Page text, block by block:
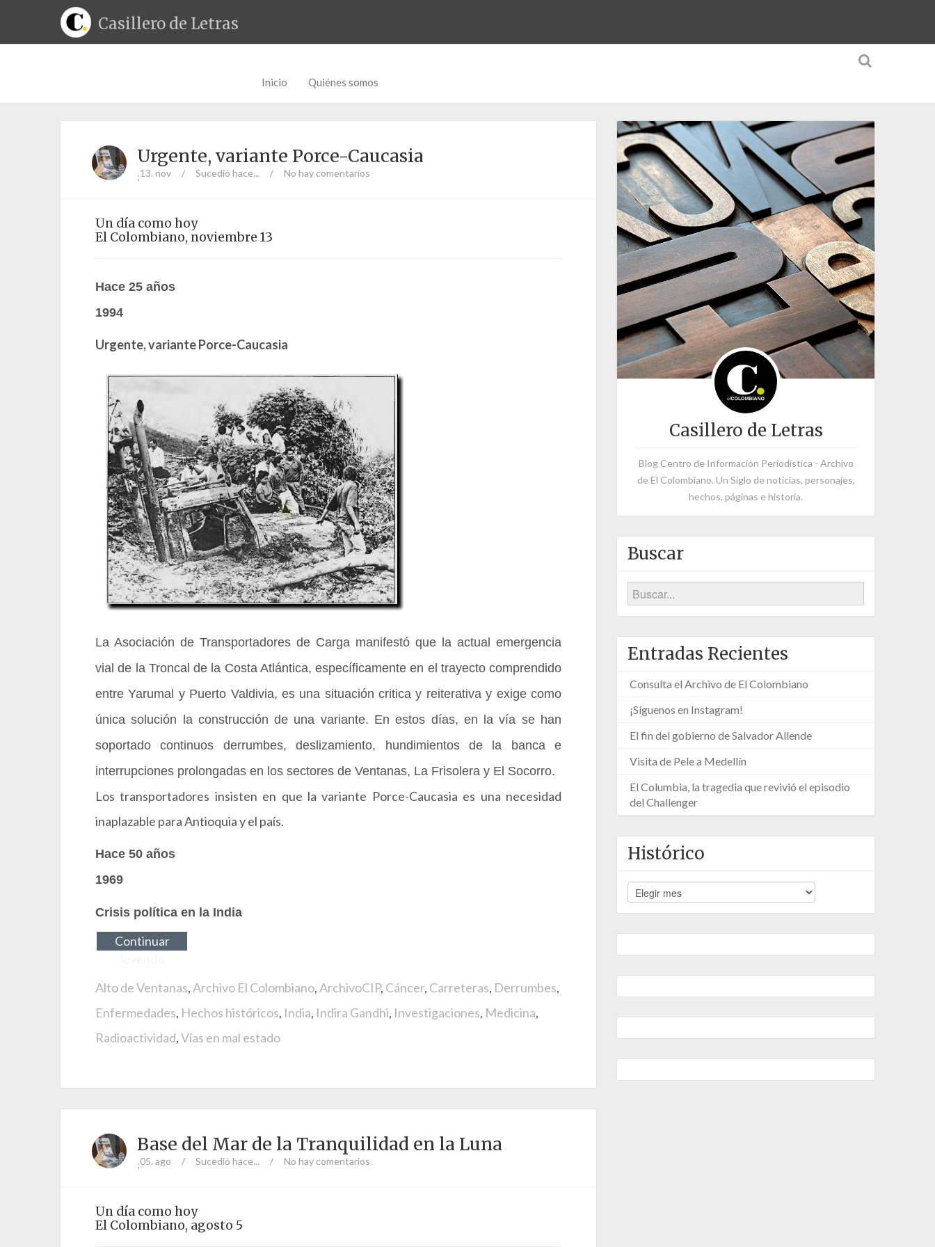
Casillero de Letras
Inicio Quiénes somos
Urgente, variante Porce-Caucasia
;13. nov / Sucedió hace... / No hay comentarios
Un día como hoy
El Colombiano, noviembre 13
Hace 25 años
1994
Urgente, variante Porce-Caucasia
La Asociación de Transportadores de Carga manifestó que la actual emergencia
vial de la Troncal de la Costa Atlántica, específicamente en el trayecto comprendido
entre Yarumal y Puerto Valdivia, es una situación critica y reiterativa y exige como
única solución la construcción de una variante. En estos días, en la vía se han
soportado continuos derrumbes, deslizamiento, hundimientos de la banca e
interrupciones prolongadas en los sectores de Ventanas, La Frisolera y El Socorro.
Los transportadores insisten en que la variante Porce-Caucasia es una necesidad
inaplazable para Antioquia y el país.
Hace 50 años
1969
Crisis política en la India
Continuar
Alto de Ventanas,Archivo El Colombiano,ArchivoCIP, Cáncer, Carreteras, Derrumbes,
Enfermedades, Hechos históricos, India, Indira Gandhi, Investigaciones, Medicina,
Radioactividad,Vías en mal estado
Base del Mar de la Tranquilidad en la Luna
;05. ago / Sucedió hace... / No hay comentarios
Un día como hoy
El Colombiano, agosto 5
Casillero de Letras
Blog Centro de Información Periodística - Archivo
de El Colombiano. Un Siglo de noticias, personajes,
hechos, páginas e historia.
Buscar
Entradas Recientes
Consulta el Archivo de El Colombiano
¡Síguenos en Instagram!
El fin del gobierno de Salvador Allende
Visita de Pele a Medellín
El Columbia, la tragedia que revivió el episodio
del Challenger
Histórico